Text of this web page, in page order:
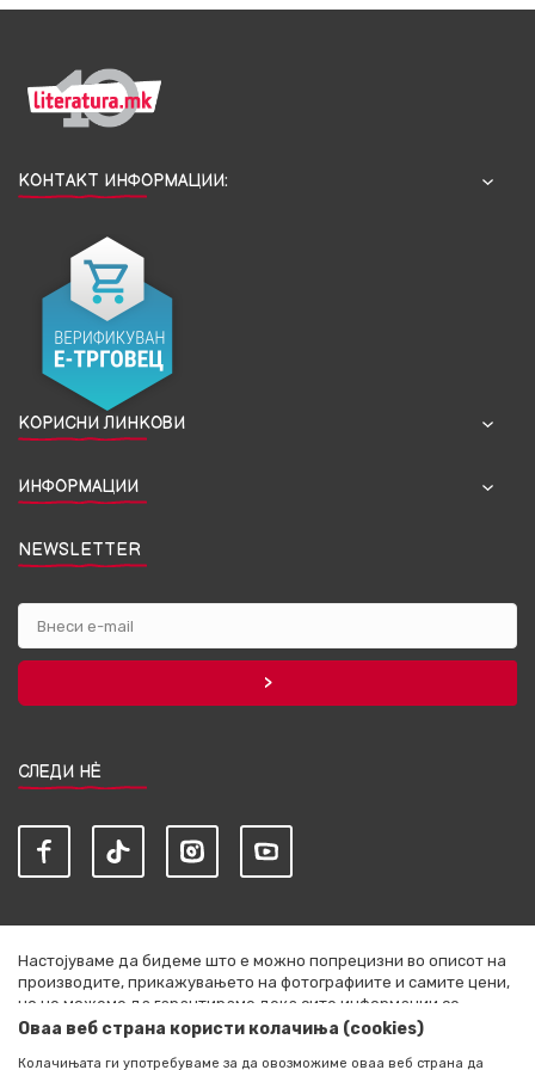
КОНТАКТ ИНФОРМАЦИИ:
КОРИСНИ ЛИНКОВИ
ИНФОРМАЦИИ
NEWSLETTER
СЛЕДИ НЀ
Настојуваме да бидеме што е можно попрецизни во описот на
производите, прикажувањето на фотографиите и самите цени,
но не можеме да гарантираме дека сите информации се
комплетни и без грешки. Сите артикли прикажани на сајтот се
Оваа веб страна користи колачиња (cookies)
Колачињата ги употребуваме за да овозможиме оваа веб страна да